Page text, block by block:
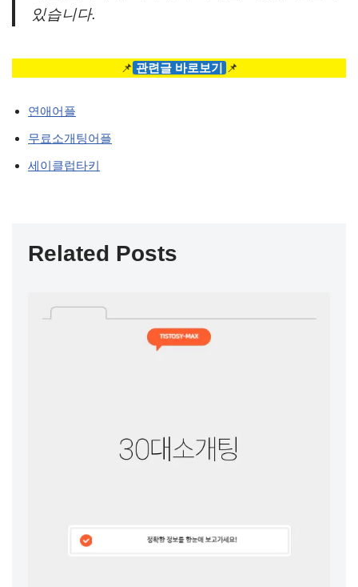
있습니다.
📌 관련글 바로보기 📌
연애어플
무료소개팅어플
세이클럽타키
Related Posts